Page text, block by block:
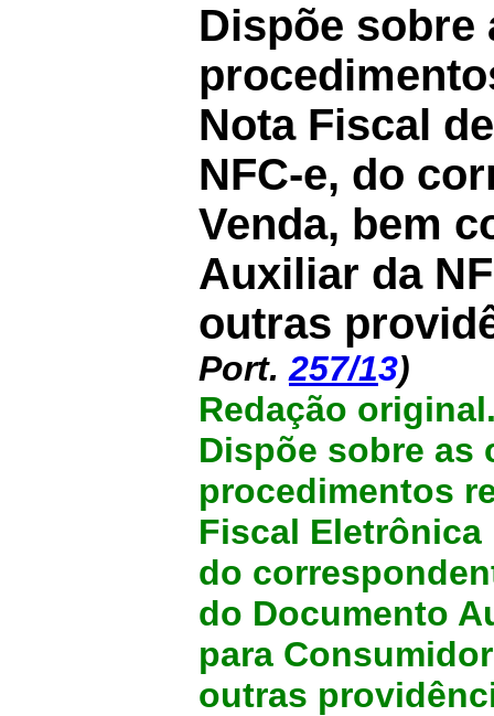
Dispõe sobre
Nota Fiscal
NFC-e, do
Venda, bem
Auxiliar da
outras
Port.257/13)
Redação
Dispõe sobre as
procedimentos
Fiscal Eletrônica
do
do Documento
para
outras